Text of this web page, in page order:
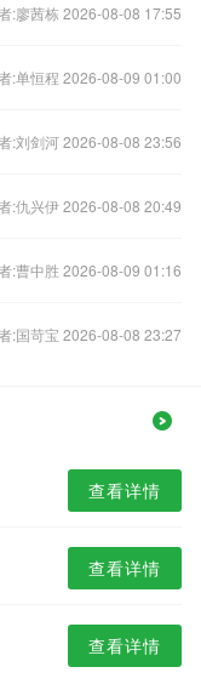
:廖茜栋 2026-08-08 17:55
:单恒程 2026-08-09 01:00
:刘剑河 2026-08-08 23:56
:仇兴伊 2026-08-08 20:49
:曹中胜 2026-08-09 01:16
:国苛宝 2026-08-08 23:27
查看详情
查看详情
查看详情